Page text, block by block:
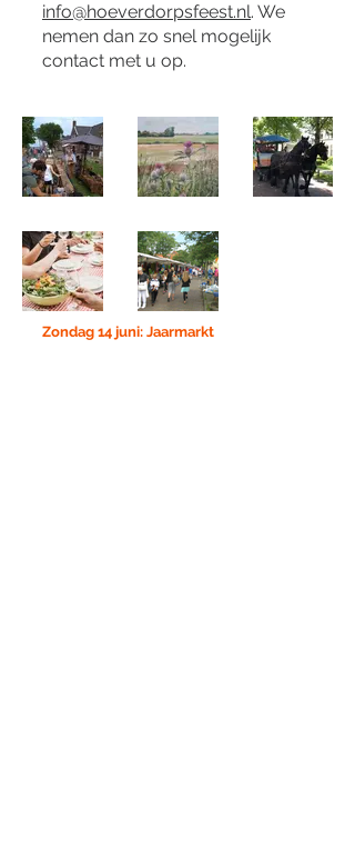
info@hoeverdorpsfeest.nl. We
nemen dan zo snel mogelijk
contact met u op.
Zondag 14 juni: Jaarmarkt